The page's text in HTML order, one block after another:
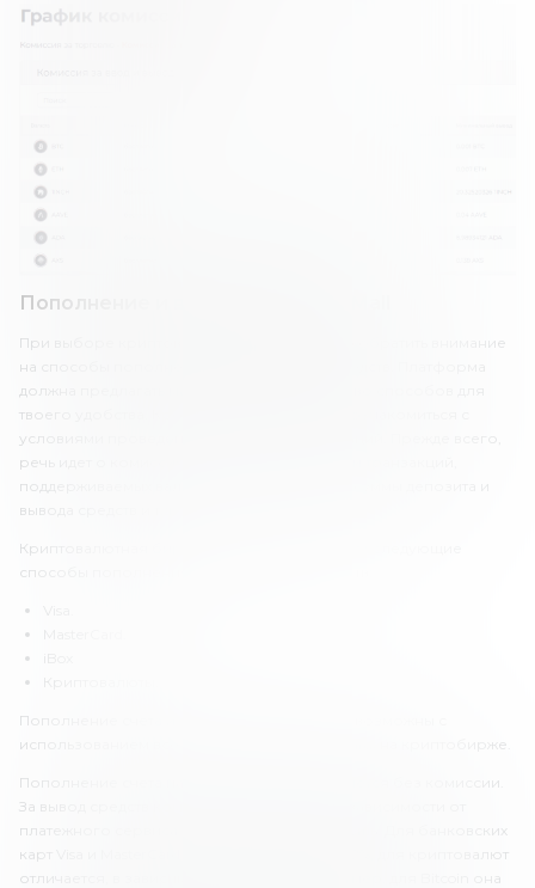
Пополнение и вывод средств qMall
При выборе криптовалютной биржи важно обратить внимание
на способы пополнения счета и вывода средств. Платформа
должна предлагать максимальное количество способов для
твоего удобства. Кроме того, необходимо ознакомиться с
условиями проведения финансовых операций. Прежде всего,
речь идет о комиссиях, скорости обработки транзакций,
поддерживаемых валютах счета, лимитах на суммы депозита и
вывода средств и т.д.
Криптовалютная биржа «Кумолл» предлагает следующие
способы пополнения счета и вывода средств:
Пополнение счета и вывод средств на qMall возможны с
использованием всех криптовалют, доступных на криптобирже.
Пополнение счета на «Кумолл» осуществляется без комиссии.
За вывод средств комиссия варьируется, в зависимости от
платежного сервиса, который ты используешь. Для банковских
карт Visa и MasterCard комиссия составляет 2%, для криптовалют
отличается, в зависимости от актива. Например, для Bitcoin она